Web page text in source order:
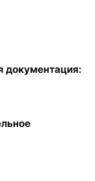
документация: